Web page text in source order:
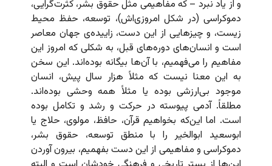
و از یاد نبرد – که مفاهیمی مثل حقوق بشر، کثرت‌گرایی،
دموکراسی (در شکل امروزی‌اش)، توسعه، حفظ محیط
زیست، و چیزهایی از این دست، زاییده‌ی جهان معاصر
است و انسان‌های دوره‌های قبل، به شکلی که امروز این
مفاهیم را می‌فهمیم، با آن‌ها بیگانه بوده‌اند. این سخن
به این معنا نیست که مثلاً هزار سال پیش، انسان
موجود بی‌ارزشی بوده یا مثلاً همه وحشی بوده‌اند.
مطلقاً. آدمی پیوسته در حرکت و رشد و تکامل بوده
است. اما این‌که بخواهیم قرآن، حافظ، مولوی، حلاج یا
ابوسعید ابوالخیر را با منطق توسعه، حقوق بشر،
دموکراسی و مفاهیمی از این دست بفهمیم، بیرون آوردن